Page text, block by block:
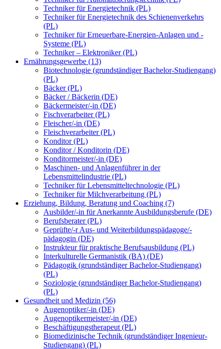
Techniker für Energietechnik (PL)
Techniker für Energietechnik des Schienenverkehrs
(PL)
Techniker für Erneuerbare-Energien-Anlagen und -
Systeme (PL)
Techniker – Elektroniker (PL)
Ernährungsgewerbe (13)
Biotechnologie (grundständiger Bachelor-Studiengang)
(PL)
Bäcker (PL)
Bäcker / Bäckerin (DE)
Bäckermeister/-in (DE)
Fischverarbeiter (PL)
Fleischer/-in (DE)
Fleischverarbeiter (PL)
Konditor (PL)
Konditor / Konditorin (DE)
Konditormeister/-in (DE)
Maschinen- und Anlagenführer in der
Lebensmittelindustrie (PL)
Techniker für Lebensmitteltechnologie (PL)
Techniker für Milchverarbeitung (PL)
Erziehung, Bildung, Beratung und Coaching (7)
Ausbilder/-in für Anerkannte Ausbildungsberufe (DE)
Berufsberater (PL)
Geprüfte/-r Aus- und Weiterbildungspädagoge/-
pädagogin (DE)
Instrukteur für praktische Berufsausbildung (PL)
Interkulturelle Germanistik (BA) (DE)
Pädagogik (grundständiger Bachelor-Studiengang)
(PL)
Soziologie (grundständiger Bachelor-Studiengang)
(PL)
Gesundheit und Medizin (56)
Augenoptiker/-in (DE)
Augenoptikermeister/-in (DE)
Beschäftigungstherapeut (PL)
Biomedizinische Technik (grundständiger Ingenieur-
Studiengang) (PL)